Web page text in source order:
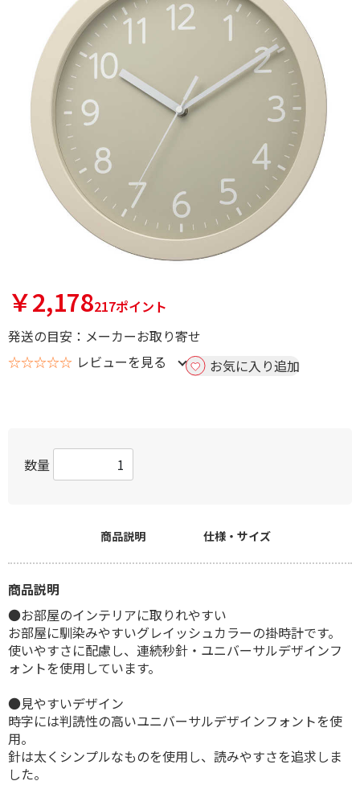
￥2,178217ポイント
発送の目安：メーカーお取り寄せ
☆☆☆☆☆ レビューを見る お気に入り追加
数量
商品説明 仕様・サイズ
商品説明
●お部屋のインテリアに取りれやすい
お部屋に馴染みやすいグレイッシュカラーの掛時計です。
使いやすさに配慮し、連続秒針・ユニバーサルデザインフ
ォントを使用しています。
●見やすいデザイン
時字には判読性の高いユニバーサルデザインフォントを使
用。
針は太くシンプルなものを使用し、読みやすさを追求しま
した。